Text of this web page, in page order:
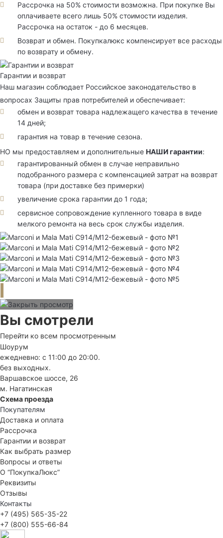
Рассрочка на 50% стоимости возможна. При покупке Вы
оплачиваете всего лишь 50% стоимости изделия.
Рассрочка на остаток - до 6 месяцев.
Возврат и обмен. Покупкалюкс компенсирует все расходы
по возврату и обмену.
Гарантии и возврат
Наш магазин соблюдает Российское законодательство в
вопросах Защиты прав потребителей и обеспечивает:
обмен и возврат товара надлежащего качества в течение
14 дней;
гарантия на товар в течение сезона.
НО мы предоставляем и дополнительные НАШИ гарантии:
гарантированный обмен в случае неправильно
подобранного размера с компенсацией затрат на возврат
товара (при доставке без примерки)
увеличение срока гарантии до 1 года;
сервисное сопровождение купленного товара в виде
мелкого ремонта на весь срок службы изделия.
Вы смотрели
Перейти ко всем просмотренным
Шоурум
ежедневно: с 11:00 до 20:00.
без выходных.
Варшавское шоссе, 26
м. Нагатинская
Схема проезда
Покупателям
Доставка и оплата
Рассрочка
Гарантии и возврат
Как выбрать размер
Вопросы и ответы
О “ПокупкаЛюкс”
Реквизиты
Отзывы
Контакты
+7 (495) 565-35-22
+7 (800) 555-66-84